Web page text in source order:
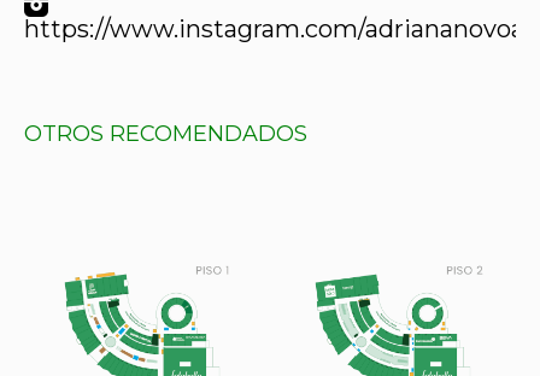
https://www.instagram.com/
OTROS RECOMENDADOS